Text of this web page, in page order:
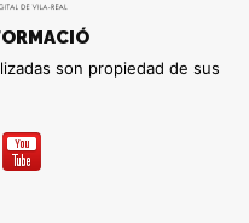
son propiedad de sus